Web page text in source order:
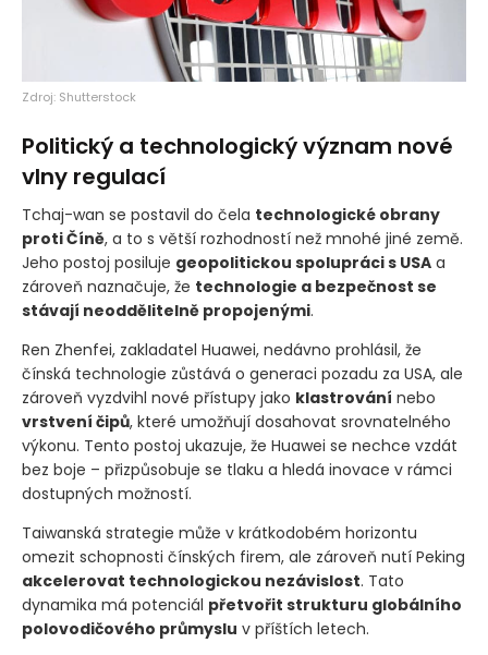
Zdroj: Shutterstock
Politický a technologický význam nové
vlny regulací
Tchaj-wan se postavil do čela technologické obrany
proti Číně, a to s větší rozhodností než mnohé jiné země.
Jeho postoj posiluje geopolitickou spolupráci s USA a
zároveň naznačuje, že technologie a bezpečnost se
stávají neoddělitelně propojenými.
Ren Zhenfei, zakladatel Huawei, nedávno prohlásil, že
čínská technologie zůstává o generaci pozadu za USA, ale
zároveň vyzdvihl nové přístupy jako klastrování nebo
vrstvení čipů, které umožňují dosahovat srovnatelného
výkonu. Tento postoj ukazuje, že Huawei se nechce vzdát
bez boje – přizpůsobuje se tlaku a hledá inovace v rámci
dostupných možností.
Taiwanská strategie může v krátkodobém horizontu
omezit schopnosti čínských firem, ale zároveň nutí Peking
akcelerovat technologickou nezávislost. Tato
dynamika má potenciál přetvořit strukturu globálního
polovodičového průmyslu v příštích letech.